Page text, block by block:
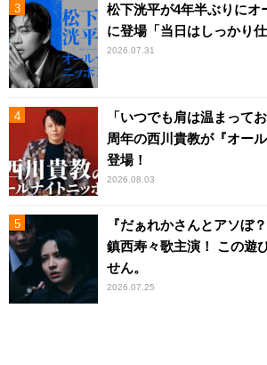
松下洸平が4年半ぶりにオ
に登場「当日はしっかり
2026.07.31
「いつでも肩は温まって
周年の西川貴教が『オー
登場！
2026.08.03
『だぁれかさんとアソぼ
鎮西寿々歌主演！ この遊
せん。
2026.07.25